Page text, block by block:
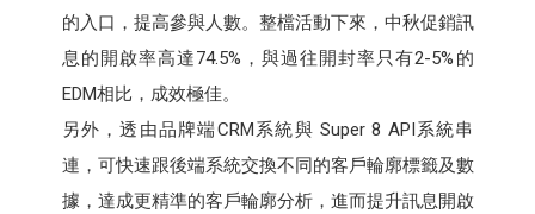
的入口，提高參與人數。整檔活動下來，中秋促銷訊
息的開啟率高達74.5%，與過往開封率只有2-5%的
EDM相比，成效極佳。
另外，透由品牌端CRM系統與 Super 8 API系統串
連，可快速跟後端系統交換不同的客戶輪廓標籤及數
據，達成更精準的客戶輪廓分析，進而提升訊息開啟